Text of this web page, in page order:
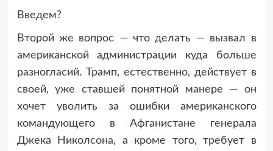
Введем?
Второй же вопрос — что делать — вызвал в
американской администрации куда больше
разногласий. Трамп, естественно, действует в
своей, уже ставшей понятной манере — он
хочет уволить за ошибки американского
командующего в Афганистане генерала
Джека Николсона, а кроме того, требует в